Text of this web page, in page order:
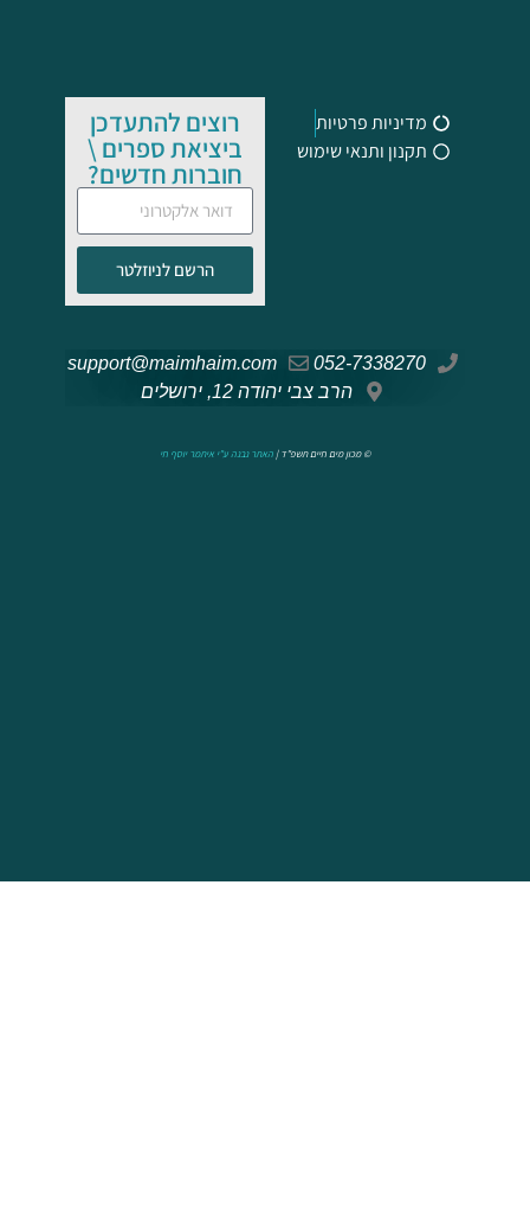
מדיניות פרטיות
תקנון ותנאי שימוש
רוצים להתעדכן
ביציאת ספרים \
חוברות חדשים?
הרשם לניוזלטר
052-7338270
support@maimhaim.com
הרב צבי יהודה 12, ירושלים
© מכון מים חיים תשפ"ד | האתר נבנה ע"י איתמר יוסף חי